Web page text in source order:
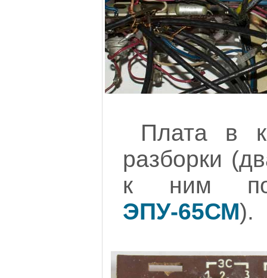
Плата в
разборки
к ним
ЭПУ-65СМ).